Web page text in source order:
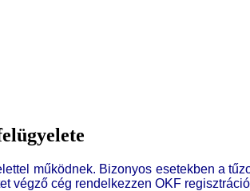
működnek. Bizonyos esetekben a
végző cég rendelkezzen OKF